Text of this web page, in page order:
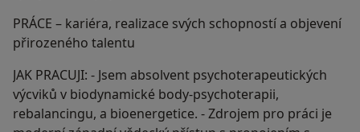
PRÁCE – kariéra, realizace svých schopností a objevení
přirozeného talentu
JAK PRACUJI: - Jsem absolvent psychoterapeutických
výcviků v biodynamické body-psychoterapii,
rebalancingu, a bioenergetice. - Zdrojem pro práci je